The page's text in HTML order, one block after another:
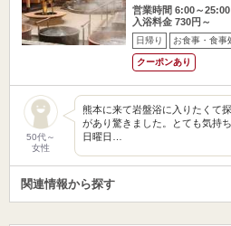
営業時間 6:00～25:00
入浴料金 730円～
日帰り お食事・食事
クーポンあり
50代～
女性
熊本に来て岩盤浴に入りたくて
があり驚きました。とても気持
日曜日…
関連情報から探す